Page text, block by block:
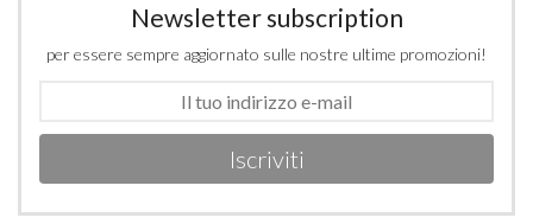
Newsletter subscription
per essere sempre aggiornato sulle nostre ultime promozioni!
Iscriviti